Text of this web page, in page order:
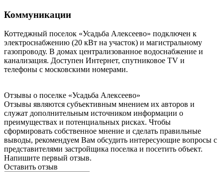
Коммуникации
Коттеджный поселок «Усадьба Алексеево» подключен к
электроснабжению (20 кВт на участок) и магистральному
газопроводу. В домах централизованное водоснабжение и
канализация. Доступен Интернет, спутниковое TV и
телефоны с московскими номерами.
Отзывы о поселке «Усадьба Алексеево»
Отзывы являются субъективным мнением их авторов и
служат дополнительным источником информации о
преимуществах и потенциальных рисках. Чтобы
сформировать собственное мнение и сделать правильные
выводы, рекомендуем Вам обсудить интересующие вопросы с
представителями застройщика поселка и посетить объект.
Напишите первый отзыв.
Оставить отзыв